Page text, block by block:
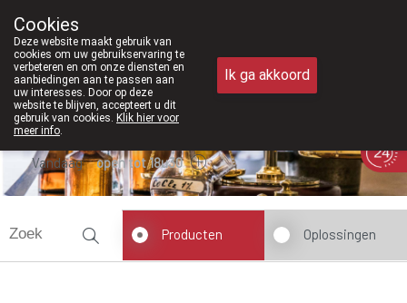
011/610300
Vandaag open tot 18u30
Producten Oplossingen
Cookies
Deze website maakt gebruik van
cookies om uw gebruikservaring te
verbeteren en om onze diensten en
aanbiedingen aan te passen aan
uw interesses. Door op deze
website te blijven, accepteert u dit
gebruik van cookies. Klik hier voor
meer info.
Ik ga akkoord